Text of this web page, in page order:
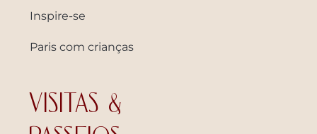
Inspire-se
Paris com crianças
VISITAS &